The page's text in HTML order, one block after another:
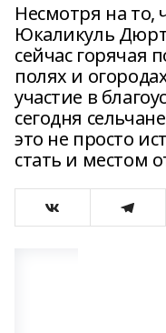
Несмотря на то,
Юкаликуль
сейчас горячая
полях и
участие в
сегодня
это не просто
стать и местом